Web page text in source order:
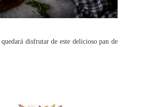
disfrutar de este delicioso pan de